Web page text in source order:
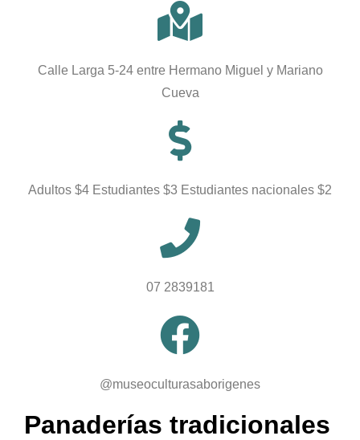
Calle Larga 5-24 entre Hermano Miguel y Mariano
Cueva
Adultos $4 Estudiantes $3 Estudiantes nacionales $2
07 2839181
@museoculturasaborigenes
Panaderías tradicionales